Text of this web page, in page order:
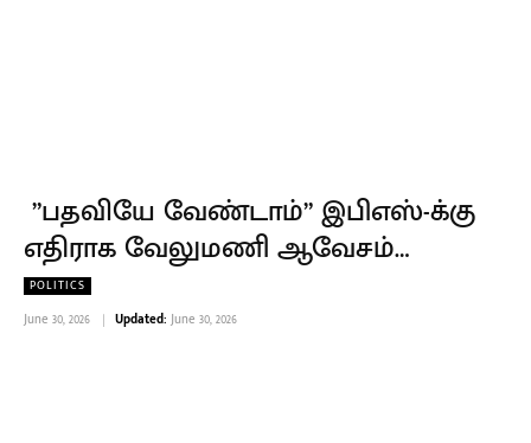
”பதவியே வேண்டாம்” இபிஎஸ்-க்கு
எதிராக வேலுமணி ஆவேசம்…
POLITICS
June 30, 2026 Updated: June 30, 2026